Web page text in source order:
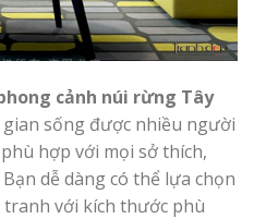
cảnh núi rừng Tây
sống được nhiều người
hợp với mọi sở thích,
dễ dàng có thể lựa chọn
với kích thước phù